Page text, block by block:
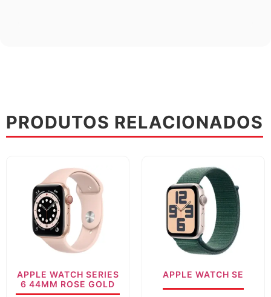
PRODUTOS RELACIONADOS
APPLE WATCH SERIES
6 44MM ROSE GOLD
APPLE WATCH SE